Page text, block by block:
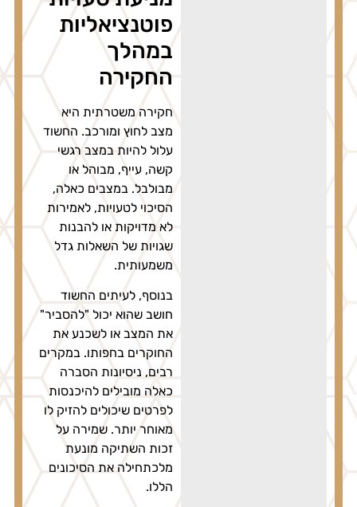
פוטנציאליות
במהלך
החקירה
חקירה משטרתית היא
מצב לחוץ ומורכב. החשוד
עלול להיות במצב רגשי
קשה, עייף, מבוהל או
מבולבל. במצבים כאלה,
הסיכוי לטעויות, לאמירות
לא מדויקות או להבנות
שגויות של השאלות גדל
משמעותית.
בנוסף, לעיתים החשוד
חושב שהוא יכול "להסביר"
את המצב או לשכנע את
החוקרים בחפותו. במקרים
רבים, ניסיונות הסברה
כאלה מובילים להיכנסות
לפרטים שיכולים להזיק לו
מאוחר יותר. שמירה על
זכות השתיקה מונעת
מלכתחילה את הסיכונים